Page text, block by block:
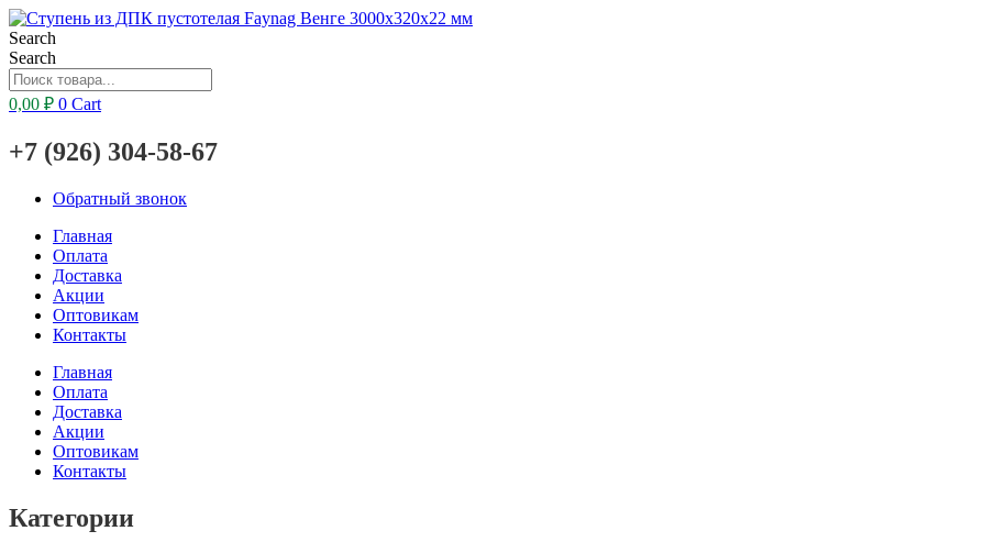
Search
Search
0,00 ₽ 0 Cart
+7 (926) 304-58-67
Обратный звонок
Главная
Оплата
Доставка
Акции
Оптовикам
Контакты
Главная
Оплата
Доставка
Акции
Оптовикам
Контакты
Категории